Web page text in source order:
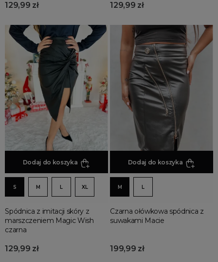
Spódnice w kwiaty
Spódnice w kratę
Spódnice we wzory
Spódnice z rozcięciem
129,99 zł 129,99 zł
Dodaj do koszyka
S M L XL
Spódnica z imitacji skóry z
marszczeniem Magic Wish
czarna
129,99 zł
Dodaj do koszyka
M L
Czarna ołówkowa spódnica z
suwakami Macie
199,99 zł